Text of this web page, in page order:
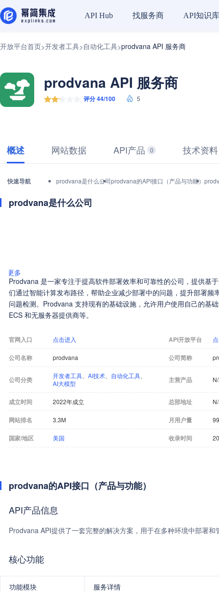
API Hub 找服务商 API知识库
开放平台首页>开发者工具>自动化工具>prodvana API 服务商
prodvana API 服务商
评分 44/100 5
概述 网站数据 API产品 0 技术资料
快速导航 prodvana是什么公司prodvana的API接口（产品与功能）
prodvana是什么公司
更多
Prodvana 是一家专注于提高软件部署效率和可靠性的公司，提供基
们通过智能计算发布路径，帮助企业减少部署中的问题，提升部署频
问题检测。Prodvana 支持现有的基础设施，允许用户使用自己的基
ECS 和无服务器提供商等。
官网入口 点击进入 API开放平台
公司名称 prodvana 公司简称
公司分类 开发者工具 AI技术 自动化工具
AI大模型
主营产品
成立时间 2022年成立 总部地址
网站排名 3.3M 月用户量 99
国家/地区 美国 收录时间
prodvana的API接口（产品与功能）
API产品信息
Prodvana API提供了一套完整的解决方案，用于在多种环境中部署和
核心功能
功能模块 服务详情